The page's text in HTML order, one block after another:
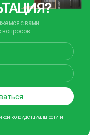
с вами
вопросов
конфиденциальности и